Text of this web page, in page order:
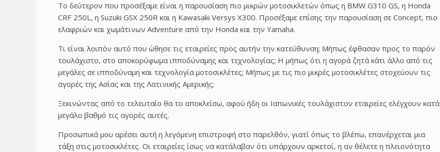
Το δεύτερον που προσέξαμε είναι η παρουσίαση πιο μικρών μοτοσικλετών όπως η BMW G310 GS, η Honda
CRF 250L, η Suzuki GSX 250R και η Kawasaki Versys X300. Προσέξαμε επίσης την παρουσίαση σε Concept, πιο
ελαφριών και χωμάτινων Adventure από την Honda και την Yamaha.
Τι είναι λοιπόν αυτό που ώθησε τις εταιρείες προς αυτήν την κατεύθυνση; Μήπως έφθασαν προς το παρόν
τουλάχιστο, στο αποκορύφωμα ιπποδύναμης και τεχνολογίας; Η μήπως ότι η αγορά ζητά κάτι άλλο από τις
μεγάλες σε ιπποδύναμη και τεχνολογία μοτοσικλέτες; Μήπως με τις πιο μικρές μοτοσικλέτες στοχεύουν τις
αγορές της Ασίας και της Λατινικής Αμερικής;
Ξεκινώντας από το τελευταίο θα το αποκλείσω, αφού ήδη οι Ιαπωνικές τουλάχιστον εταιρείες ελέγχουν κατά
μεγάλο βαθμό τις αγορές αυτές.
Προσωπικά μου αρέσει αυτή η λεγόμενη επιστροφή στο παρελθόν, γιατί όπως το βλέπω, επανέρχεται μια
τάξη στις μοτοσικλέτες. Οι εταιρείες ίσως να κατάλαβαν ότι υπάρχουν αρκετοί, η αν θέλετε η πλειονότητα